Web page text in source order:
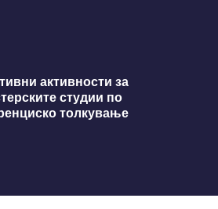
активности за
студии по
толкување